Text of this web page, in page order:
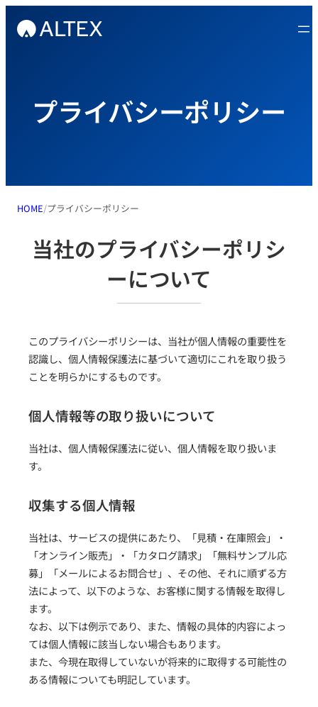
プライバシーポリシー
HOME プライバシーポリシー
当社のプライバシーポリシ
ーについて
このプライバシーポリシーは、当社が個人情報の重要性を
認識し、個人情報保護法に基づいて適切にこれを取り扱う
ことを明らかにするものです。
個人情報等の取り扱いについて
当社は、個人情報保護法に従い、個人情報を取り扱いま
す。
収集する個人情報
当社は、サービスの提供にあたり、「見積・在庫照会」・
「オンライン販売」・「カタログ請求」「無料サンプル応
募」「メールによるお問合せ」、その他、それに順ずる方
法によって、以下のような、お客様に関する情報を取得し
ます。
なお、以下は例示であり、また、情報の具体的内容によっ
ては個人情報に該当しない場合もあります。
また、今現在取得していないが将来的に取得する可能性の
ある情報についても明記しています。